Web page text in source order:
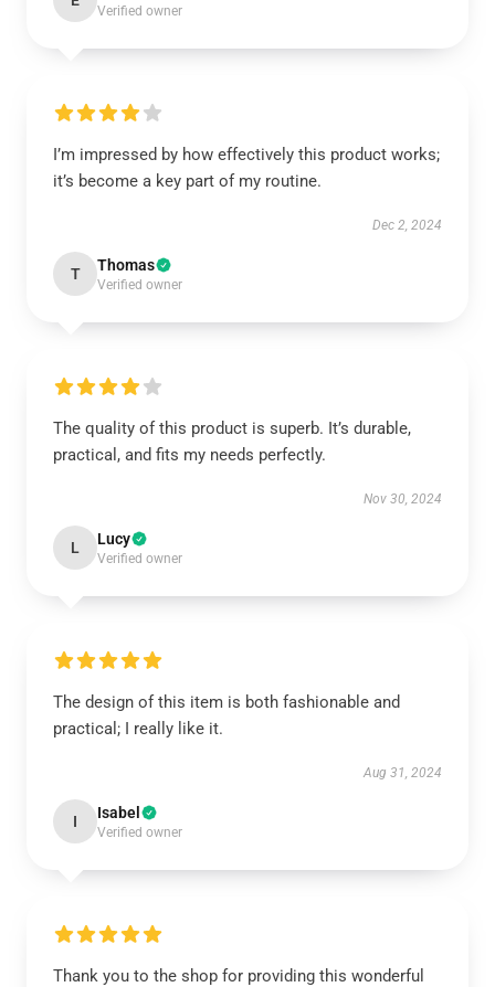
Verified owner
I’m impressed by how effectively this product works;
it’s become a key part of my routine.
Dec 2, 2024
T Thomas
Verified owner
The quality of this product is superb. It’s durable,
practical, and fits my needs perfectly.
Nov 30, 2024
L Lucy
Verified owner
The design of this item is both fashionable and
practical; I really like it.
Aug 31, 2024
I Isabel
Verified owner
Thank you to the shop for providing this wonderful